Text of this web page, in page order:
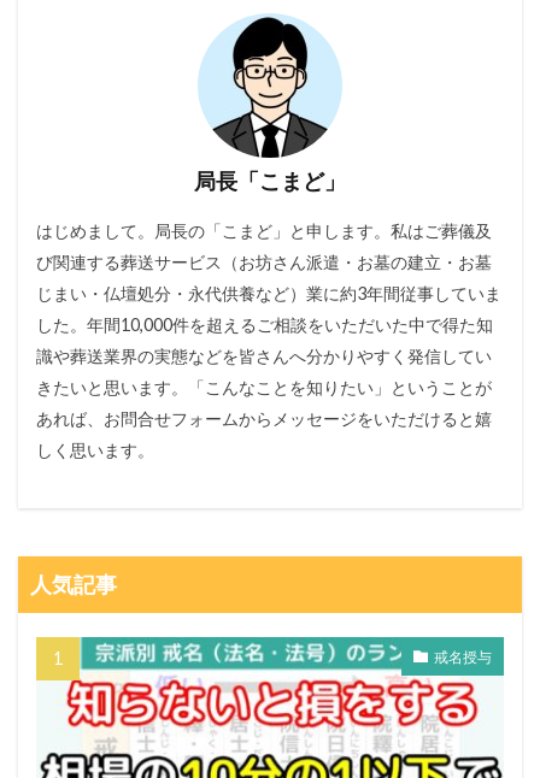
局長「こまど」
はじめまして。局長の「こまど」と申します。私はご葬儀及
び関連する葬送サービス（お坊さん派遣・お墓の建立・お墓
じまい・仏壇処分・永代供養など）業に約3年間従事していま
した。年間10,000件を超えるご相談をいただいた中で得た知
識や葬送業界の実態などを皆さんへ分かりやすく発信してい
きたいと思います。「こんなことを知りたい」ということが
あれば、お問合せフォームからメッセージをいただけると嬉
しく思います。
人気記事
戒名授与